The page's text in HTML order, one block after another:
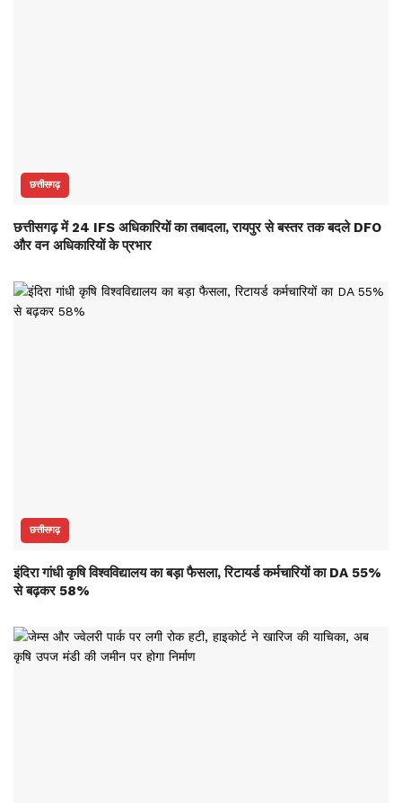
छत्तीसगढ़
छत्तीसगढ़ में 24 IFS अधिकारियों का तबादला, रायपुर से बस्तर तक बदले DFO
और वन अधिकारियों के प्रभार
छत्तीसगढ़
इंदिरा गांधी कृषि विश्वविद्यालय का बड़ा फैसला, रिटायर्ड कर्मचारियों का DA 55%
से बढ़कर 58%